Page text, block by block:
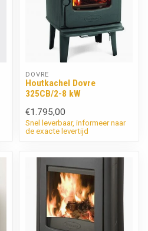
DOVRE
Houtkachel Dovre
325CB/2-8 kW
€1.795,00
Snel leverbaar, informeer naar
de exacte levertijd